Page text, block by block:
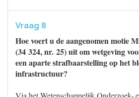
Vraag 8
Hoe voert u de aangenomen motie
(34 324, nr. 25) uit om wetgeving
een aparte strafbaarstelling op het
infrastructuur?